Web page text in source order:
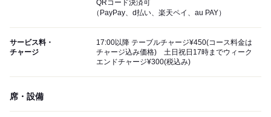
QRコード決済可
（PayPay、d払い、楽天ペイ、au PAY）
サービス料・
チャージ
17:00以降 テーブルチャージ¥450(コース料金は
チャージ込み価格) 土日祝日17時までウィーク
エンドチャージ¥300(税込み)
席・設備